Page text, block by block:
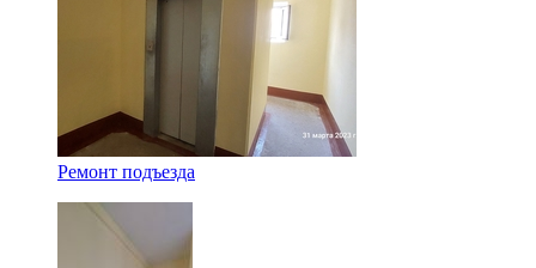
Ремонт подъезда